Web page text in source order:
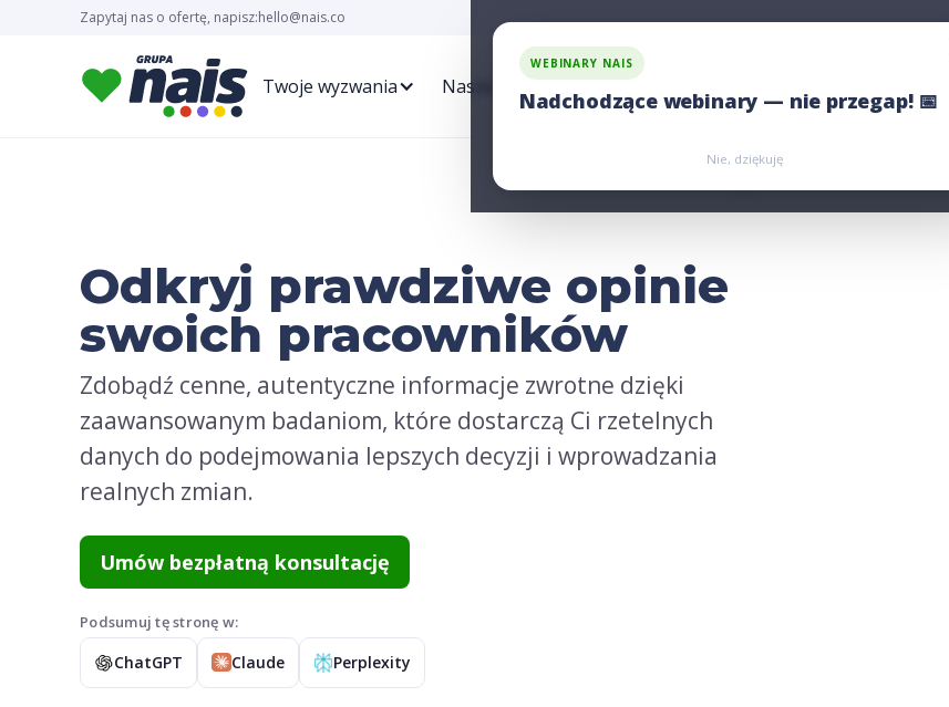
Zapytaj nas o ofertę, napisz:hello@nais.co
Twoje wyzwania Nasze rozwiązania
Odkryj prawdziwe opinie
swoich pracowników
Zdobądź cenne, autentyczne informacje zwrotne dzięki
zaawansowanym badaniom, które dostarczą Ci rzetelnych
danych do podejmowania lepszych decyzji i wprowadzania
realnych zmian.
Umów bezpłatną konsultację
Podsumuj tę stronę w:
ChatGPT Claude Perplexity
WEBINARY NAIS
Nadchodzące webinary — nie przegap! 📅
Zarejestruj się
Zarejestruj się
Nie, dziękuję